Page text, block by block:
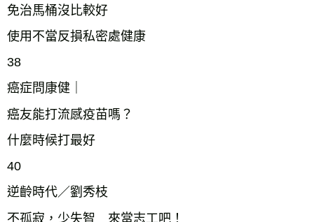
免治馬桶沒比較好
使用不當反損私密處健康
38
癌症問康健｜
癌友能打流感疫苗嗎？
什麼時候打最好
40
逆齡時代／劉秀枝
不孤寂，少失智 來當志工吧！